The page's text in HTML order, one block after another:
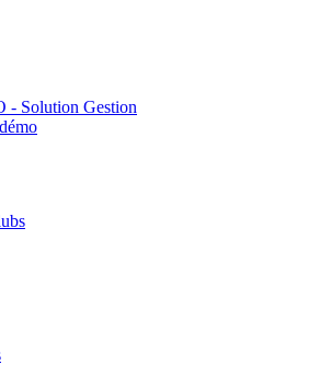
- Solution Gestion